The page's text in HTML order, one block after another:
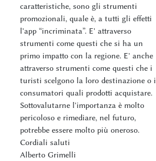
caratteristiche, sono gli strumenti
promozionali, quale è, a tutti gli effetti
l'app “incriminata”. E' attraverso
strumenti come questi che si ha un
primo impatto con la regione. E' anche
attraverso strumenti come questi che i
turisti scelgono la loro destinazione o i
consumatori quali prodotti acquistare.
Sottovalutarne l'importanza è molto
pericoloso e rimediare, nel futuro,
potrebbe essere molto più oneroso.
Cordiali saluti
Alberto Grimelli